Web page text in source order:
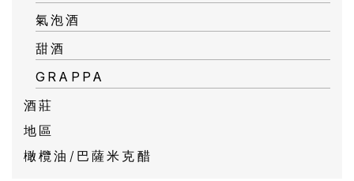
氣泡酒
甜酒
GRAPPA
酒莊
地區
橄欖油/巴薩米克醋